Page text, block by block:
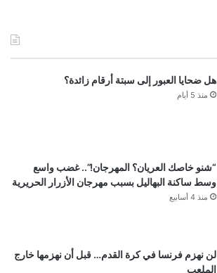
هل ضحايا العبور إلى سبتة أرقام زائدة؟
منذ 5 أيام
“شنو خاصك العريان؟ المهرجان!”.. غضب واسع
وسط ساكنة البهاليل بسبب مهرجان الأزرار الحريرية
منذ 4 أسابيع
لن نهزم فرنسا في كرة القدم… قبل أن نهزمها خارج
الملعب